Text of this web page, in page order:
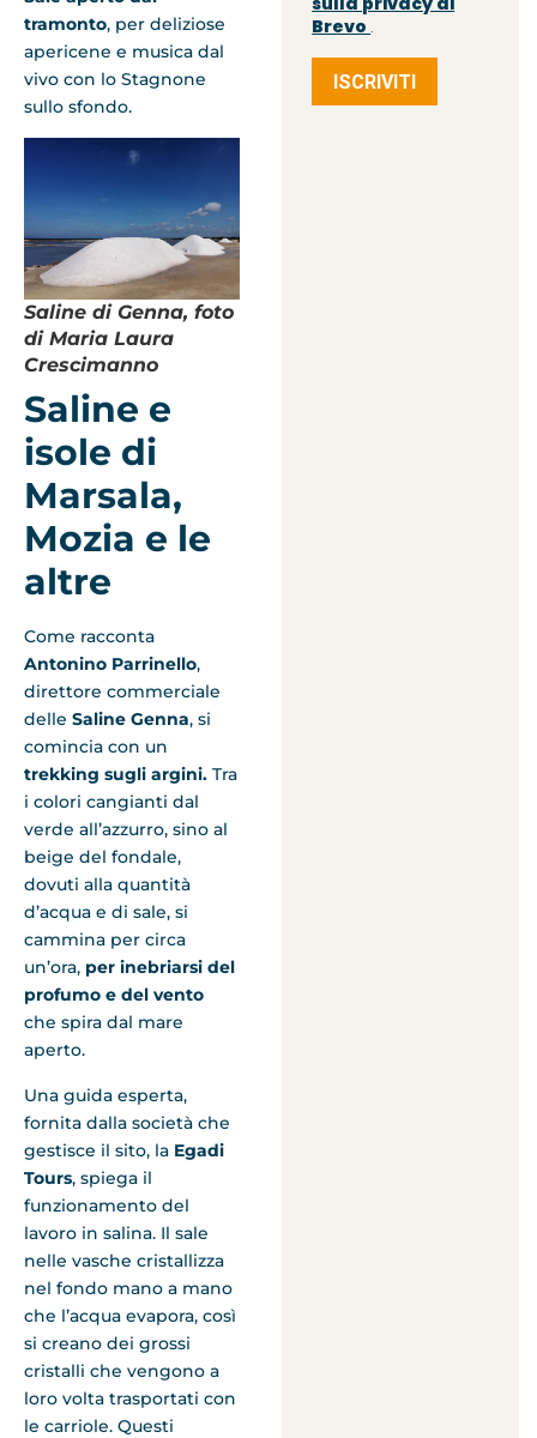
tramonto, per deliziose
apericene e musica dal
vivo con lo Stagnone
sullo sfondo.
Saline di Genna, foto
di Maria Laura
Crescimanno
Saline e
isole di
Marsala,
Mozia e le
altre
Come racconta
Antonino Parrinello,
direttore commerciale
delle Saline Genna, si
comincia con un
trekking sugli argini. Tra
i colori cangianti dal
verde all’azzurro, sino al
beige del fondale,
dovuti alla quantità
d’acqua e di sale, si
cammina per circa
un’ora, per inebriarsi del
profumo e del vento
che spira dal mare
aperto.
Una guida esperta,
fornita dalla società che
gestisce il sito, la Egadi
Tours, spiega il
funzionamento del
lavoro in salina. Il sale
nelle vasche cristallizza
nel fondo mano a mano
che l’acqua evapora, così
si creano dei grossi
cristalli che vengono a
loro volta trasportati con
le carriole. Questi
Brevo .
ISCRIVITI